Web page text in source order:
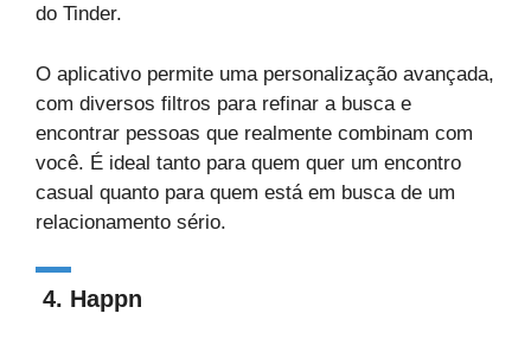
do Tinder.
O aplicativo permite uma personalização avançada,
com diversos filtros para refinar a busca e
encontrar pessoas que realmente combinam com
você. É ideal tanto para quem quer um encontro
casual quanto para quem está em busca de um
relacionamento sério.
4. Happn